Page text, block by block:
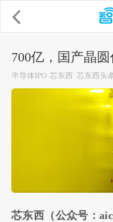
700亿，国产晶
半导体IPO 芯东西 芯东西头
芯东西（公众号：